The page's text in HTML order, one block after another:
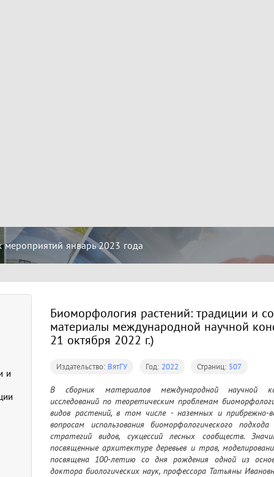
январь 2023 года
и
Биоморфология растений: традиции и
материалы международной научной
21 октября 2022 г.)
Издательство: ВятГУ Год: 2022 Страниц: 507
В сборник материалов международной научной
исследований по теоретическим проблемам
видов растений, в том числе - наземных и прибрежно-
вопросам использования биоморфологического
стратегий видов, сукцессий лесных сообществ.
посвященные архитектуре деревьев и трав,
посвящена 100-летию со дня рождения одной из
доктора биологических наук, профессора Татьяны